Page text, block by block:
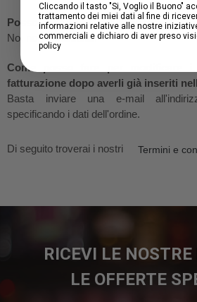
Posso cancellare un ordine già
No, non è possibile.
Come posso fare per modificare
fatturazione dopo averli già inseriti
Basta inviare una e-mail
specificando i dati dell'ordine.
Di seguito troverai i nostri Termini e
RICEVI LE
LE OFFERTE
Cliccando il tasto "Si, Voglio il Buono"
trattamento dei miei dati al fine di
informazioni relative alle nostre
commerciali e dichiaro di aver preso
policy